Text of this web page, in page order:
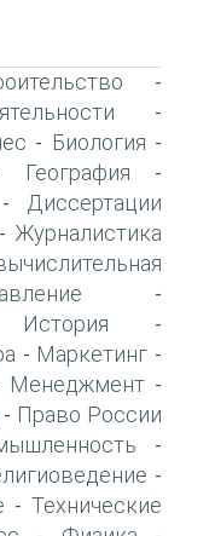
-
-
- Биология -
География -
Диссертации
- Журналистика
-
История -
- Маркетинг -
Менеджмент -
- Право России
-
-
- Технические